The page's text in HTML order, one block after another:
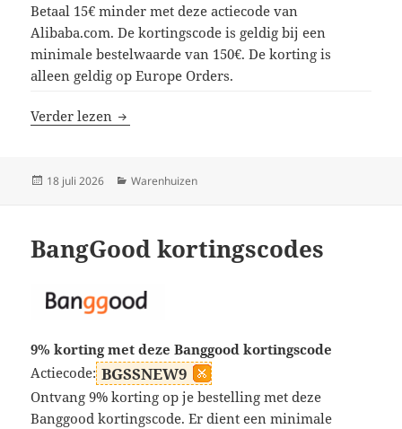
Betaal 15€ minder met deze actiecode van
Alibaba.com. De kortingscode is geldig bij een
minimale bestelwaarde van 150€. De korting is
alleen geldig op Europe Orders.
Verder lezen Alibaba kortingscodes
Geplaatst
18 juli 2026 Categorieën
Warenhuizen
BangGood kortingscodes
9% korting met deze Banggood kortingscode
Actiecode: BGSSNEW9
Ontvang 9% korting op je bestelling met deze
Banggood kortingscode. Er dient een minimale